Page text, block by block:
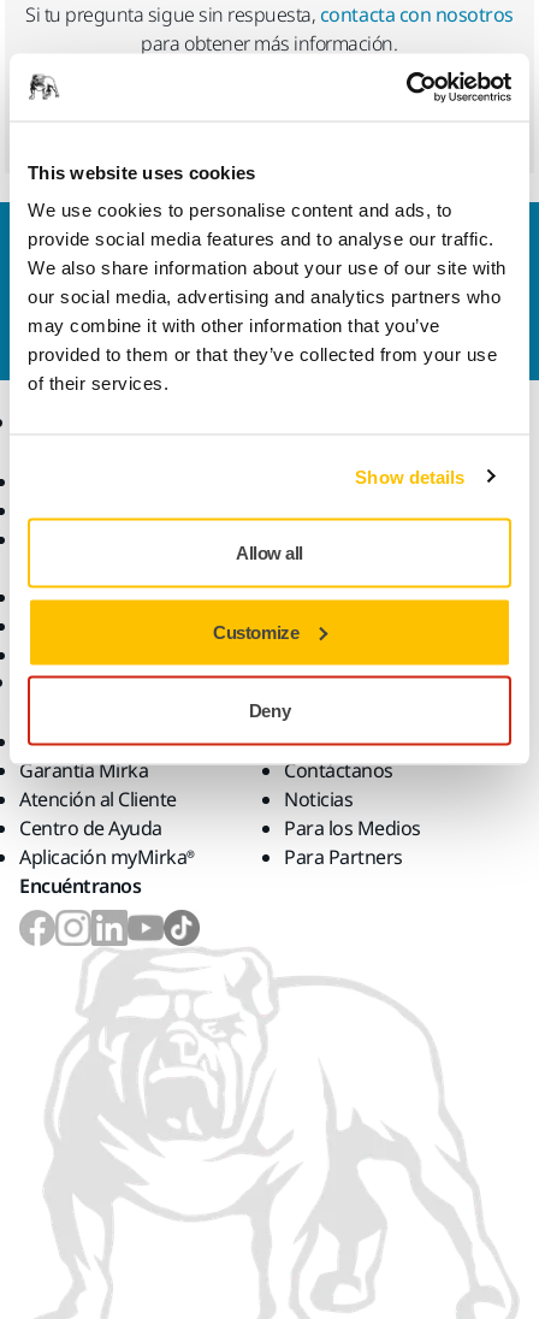
This website uses cookies
We use cookies to personalise content and ads, to
provide social media features and to analyse our traffic.
We also share information about your use of our site with
our social media, advertising and analytics partners who
may combine it with other information that you’ve
provided to them or that they’ve collected from your use
of their services.
Show details
Allow all
Customize
Deny
Si tu pregunta sigue sin respuesta,contacta con nosotros
para obtener más información.
Contacta con nosotros
¿Necesitas más información?Ponte en contacto con
nosotrosy uno de nuestros profesionales se pondrá
en contacto contigo para resolver tus dudas.
Accesorios y Consumibles
Soluciones
Ayuda
Descargas
Garantía Mirka
Atención al Cliente
Centro de Ayuda
Aplicación myMirka®
Acerca de Mirka
Quiénes somos
Contáctanos
Noticias
Para los Medios
Para Partners
Encuéntranos